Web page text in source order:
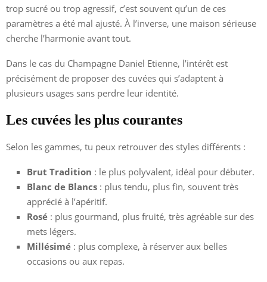
trop sucré ou trop agressif, c’est souvent qu’un de ces
paramètres a été mal ajusté. À l’inverse, une maison sérieuse
cherche l’harmonie avant tout.
Dans le cas du Champagne Daniel Etienne, l’intérêt est
précisément de proposer des cuvées qui s’adaptent à
plusieurs usages sans perdre leur identité.
Les cuvées les plus courantes
Selon les gammes, tu peux retrouver des styles différents :
Brut Tradition : le plus polyvalent, idéal pour débuter.
Blanc de Blancs : plus tendu, plus fin, souvent très
apprécié à l’apéritif.
Rosé : plus gourmand, plus fruité, très agréable sur des
mets légers.
Millésimé : plus complexe, à réserver aux belles
occasions ou aux repas.